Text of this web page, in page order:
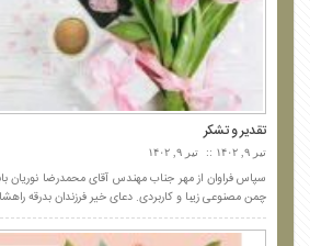
تقدیر و تشکر
تیر ۹, ۱۴۰۲ تیر ۹, ۱۴۰۲
سپاس فراوان از مهر جناب مهندس آقای محمدرضا نوریان
چمن مصنوعی زیبا و کاربردی. دعای خیر فرزندان بدرقه